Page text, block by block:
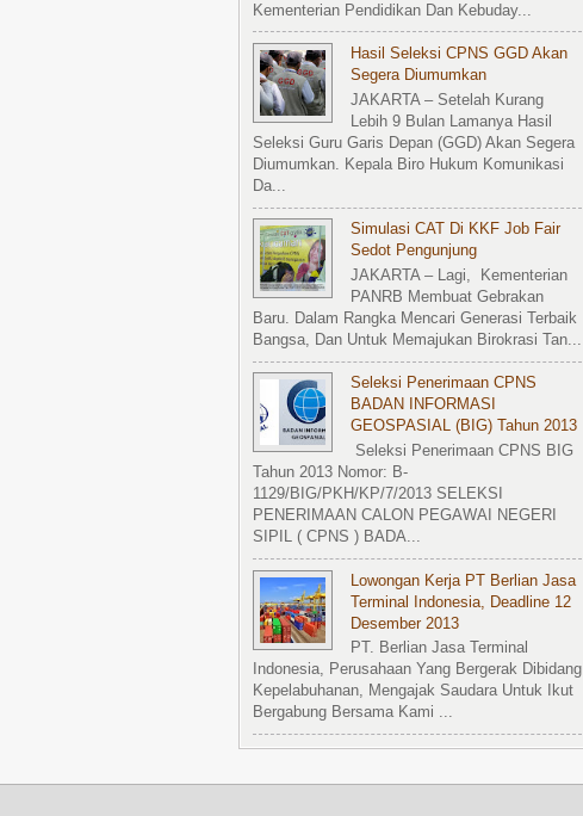
Kementerian Pendidikan Dan Kebuday...
Hasil Seleksi CPNS GGD Akan
Segera Diumumkan
JAKARTA – Setelah Kurang
Lebih 9 Bulan Lamanya Hasil
Seleksi Guru Garis Depan (GGD) Akan Segera
Diumumkan. Kepala Biro Hukum Komunikasi
Da...
Simulasi CAT Di KKF Job Fair
Sedot Pengunjung
JAKARTA – Lagi, Kementerian
PANRB Membuat Gebrakan
Baru. Dalam Rangka Mencari Generasi Terbaik
Bangsa, Dan Untuk Memajukan Birokrasi Tan...
Seleksi Penerimaan CPNS
BADAN INFORMASI
GEOSPASIAL (BIG) Tahun 2013
Seleksi Penerimaan CPNS BIG
Tahun 2013 Nomor: B-
1129/BIG/PKH/KP/7/2013 SELEKSI
PENERIMAAN CALON PEGAWAI NEGERI
SIPIL ( CPNS ) BADA...
Lowongan Kerja PT Berlian Jasa
Terminal Indonesia, Deadline 12
Desember 2013
PT. Berlian Jasa Terminal
Indonesia, Perusahaan Yang Bergerak Dibidang
Kepelabuhanan, Mengajak Saudara Untuk Ikut
Bergabung Bersama Kami ...